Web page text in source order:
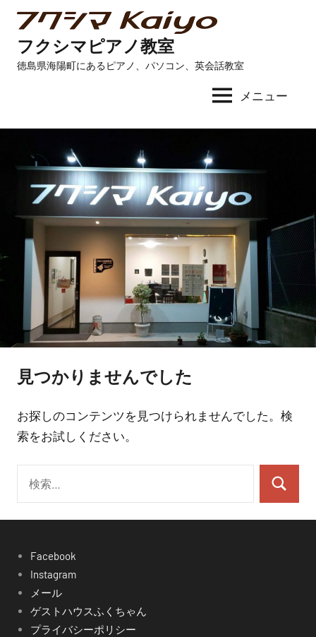
ス
フクシマピアノ教室
徳島県海陽町にあるピアノ、パソコン、英会話教室
メニュー
見つかりませんでした
お探しのコンテンツを見つけられませんでした。検
索をお試しください。
索:
検
Facebook
Instagram
メール
ゲストハウスふくちゃん
プライバシーポリシー